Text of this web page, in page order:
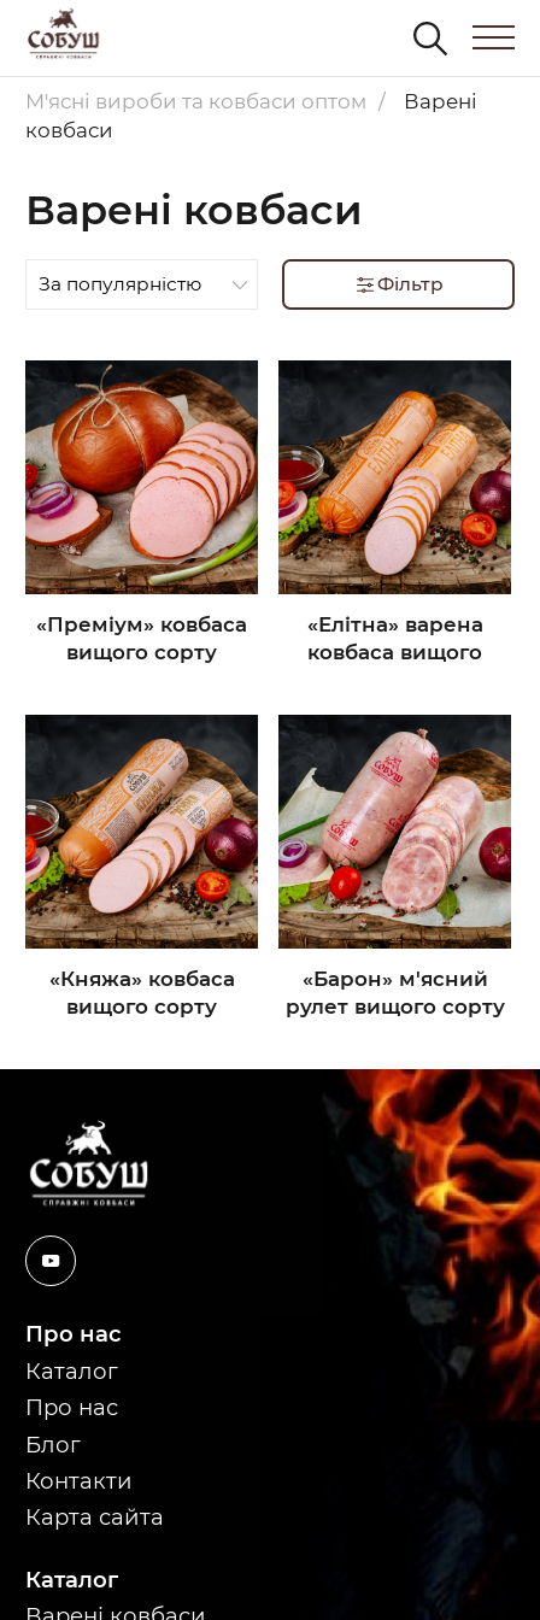
М'ясні вироби та ковбаси оптом
Варені
ковбаси
Варені ковбаси
За популярністю Фільтр
«Преміум» ковбаса
вищого сорту
«Елітна» варена
ковбаса вищого
«Княжа» ковбаса
вищого сорту
«Барон» м'ясний
рулет вищого сорту
Про нас
Каталог
Про нас
Блог
Контакти
Карта сайта
Каталог